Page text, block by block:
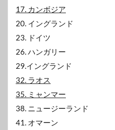
17. カンボジア
20. イングランド
23. ドイツ
26. ハンガリー
29.イングランド
32. ラオス
35. ミャンマー
38. ニュージーランド
41. オマーン